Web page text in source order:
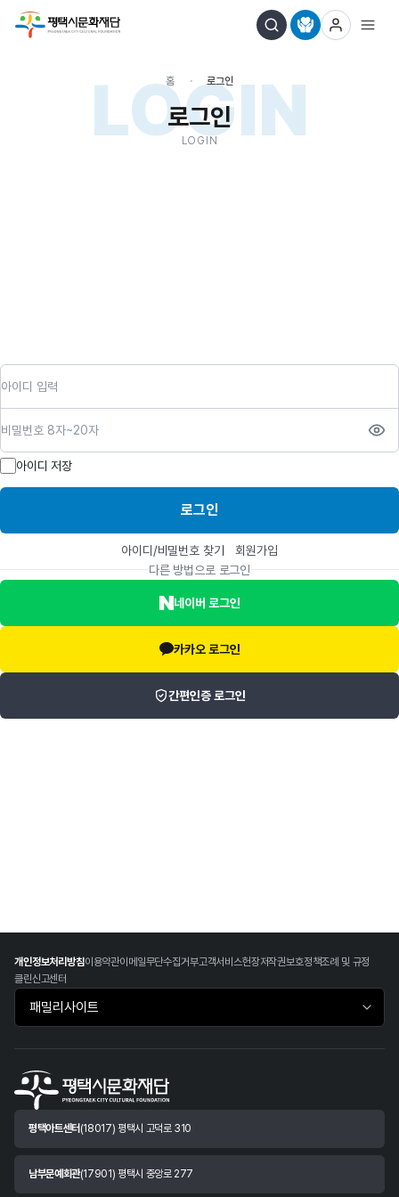
LOGIN
홈 로그인
로그인
LOGIN
아이디 저장
로그인
아이디/비밀번호 찾기
회원가입
다른 방법으로 로그인
네이버 로그인
카카오 로그인
간편인증 로그인
개인정보처리방침이용약관이메일무단수집거부고객서비스헌장저작권보호정책조례 및 규정
클린신고센터
패밀리사이트 바로가기
평택아트센터 (18017) 평택시 고덕로 310
남부문예회관(17901) 평택시 중앙로 277